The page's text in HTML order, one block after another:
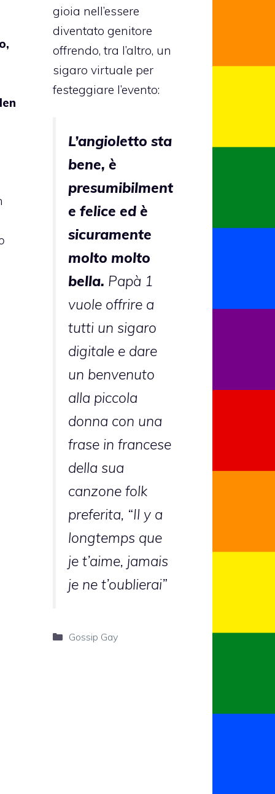
gioia nell’essere
diventato genitore
offrendo, tra l’altro, un
sigaro virtuale per
festeggiare l’evento:
L’angioletto sta
bene, è
presumibilment
e felice ed è
sicuramente
molto molto
bella. Papà 1
vuole offrire a
tutti un sigaro
digitale e dare
un benvenuto
alla piccola
donna con una
frase in francese
della sua
canzone folk
preferita, “Il y a
longtemps que
je t’aime, jamais
je ne t’oublierai”
Categorie
Gossip Gay